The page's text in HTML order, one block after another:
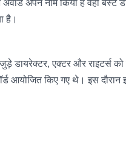
अपने नाम किया है वहीं बेस्ट
है।
एक्टर और राइटर्स को
आयोजित किए गए थे। इस दौरान